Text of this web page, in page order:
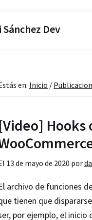
Sánchez Dev
en: Inicio /
[Video] Hooks
13 de mayo de 2020 por
archivo de funciones
tienen que
por ejemplo, el inicio